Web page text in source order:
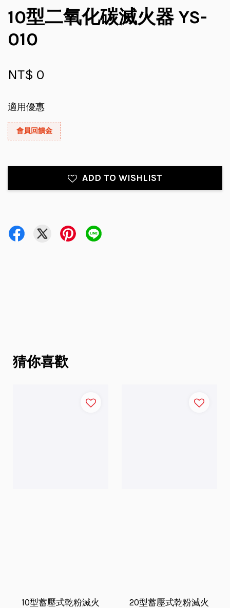
10型二氧化碳滅火器 YS-
010
NT$ 0
適用優惠
會員回饋金
ADD TO WISHLIST
猜你喜歡
10型蓄壓式乾粉滅火
20型蓄壓式乾粉滅火